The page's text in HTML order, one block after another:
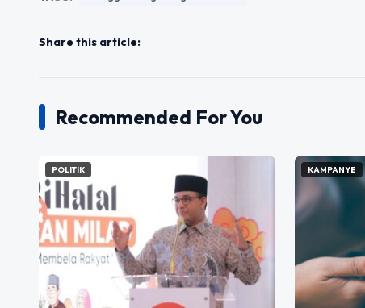
Share this article:
Recommended For You
POLITIK KAMPANYE